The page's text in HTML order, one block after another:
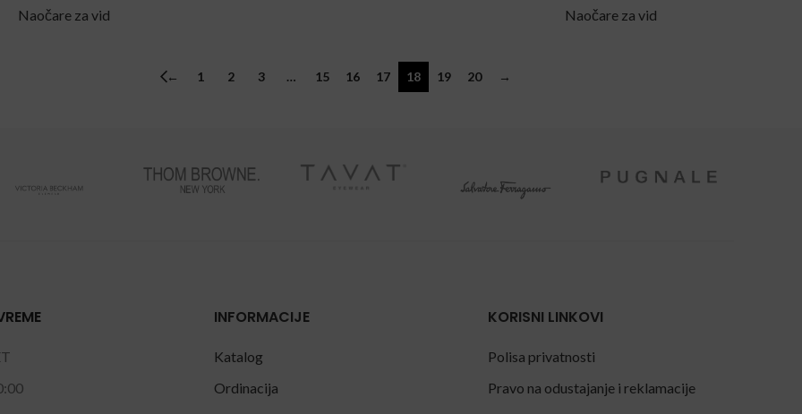
Naočare za vid Naočare za vid
← 1 2 3 … 15 16 17 18 19 20 →
INFORMACIJE
Katalog
Ordinacija
KORISNI LINKOVI
Polisa privatnosti
Pravo na odustajanje i reklamacije